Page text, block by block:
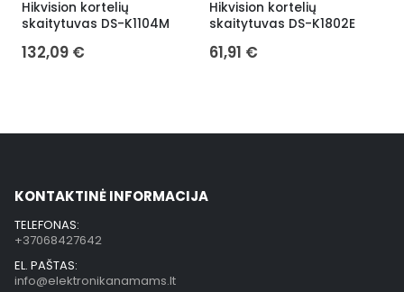
Hikvision kortelių
skaitytuvas DS-K1104M
132,09 €
Hikvision kortelių
skaitytuvas DS-K1802E
61,91 €
KONTAKTINĖ INFORMACIJA
TELEFONAS:
+37068427642
EL. PAŠTAS:
info@elektronikanamams.lt